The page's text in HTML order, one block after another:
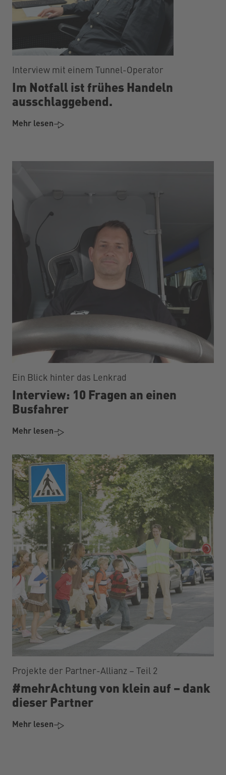
Interview mit einem Tunnel-Operator
Im Notfall ist frühes Handeln
ausschlaggebend.
Mehr lesen
Ein Blick hinter das Lenkrad
Interview: 10 Fragen an einen
Busfahrer
Mehr lesen
Projekte der Partner-Allianz – Teil 2
#mehrAchtung von klein auf – dank
dieser Partner
Mehr lesen